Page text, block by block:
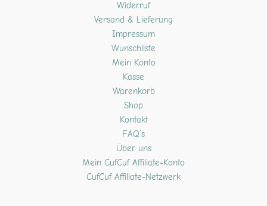
Widerruf
Versand & Lieferung
Impressum
Wunschliste
Mein Konto
Kasse
Warenkorb
Shop
Kontakt
FAQ’s
Über uns
Mein CufCuf Affiliate-Konto
CufCuf Affiliate-Netzwerk